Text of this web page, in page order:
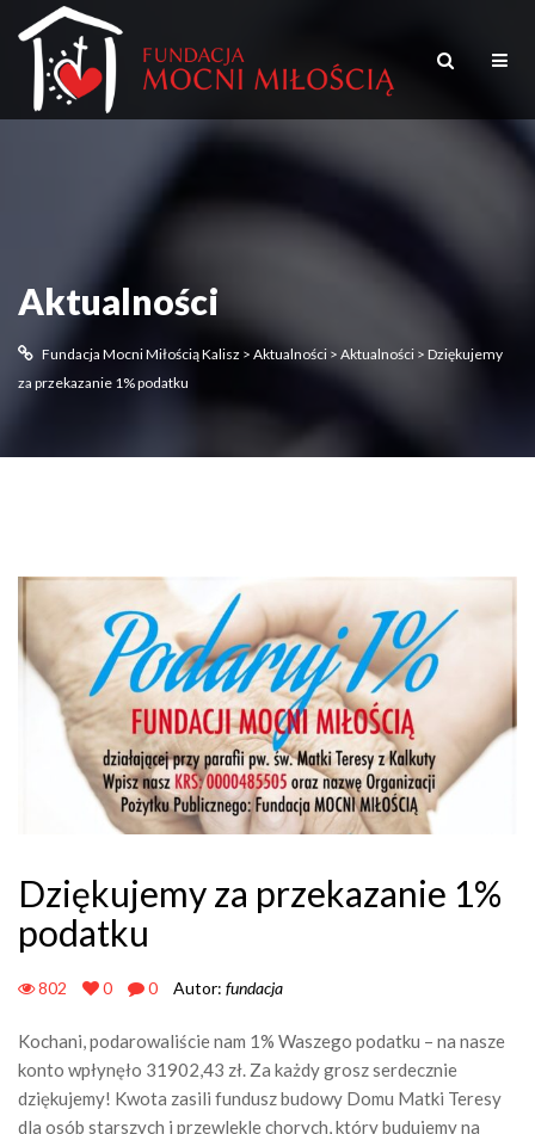
Aktualności
Fundacja Mocni Miłością Kalisz > Aktualności > Aktualności > Dziękujemy
za przekazanie 1% podatku
Dziękujemy za przekazanie 1%
podatku
802 0 0 Autor: fundacja
Kochani, podarowaliście nam 1% Waszego podatku – na nasze
konto wpłynęło 31902,43 zł. Za każdy grosz serdecznie
dziękujemy! Kwota zasili fundusz budowy Domu Matki Teresy
dla osób starszych i przewlekle chorych, który budujemy na